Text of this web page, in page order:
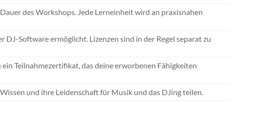
des Workshops. Jede Lerneinheit wird an praxisnahen
Software ermöglicht. Lizenzen sind in der Regel separat zu
Teilnahmezertifikat, das deine erworbenen Fähigkeiten
und ihre Leidenschaft für Musik und das DJing teilen.